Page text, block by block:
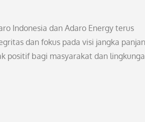
Indonesia dan Adaro Energy terus
dan fokus pada visi jangka
positif bagi masyarakat dan